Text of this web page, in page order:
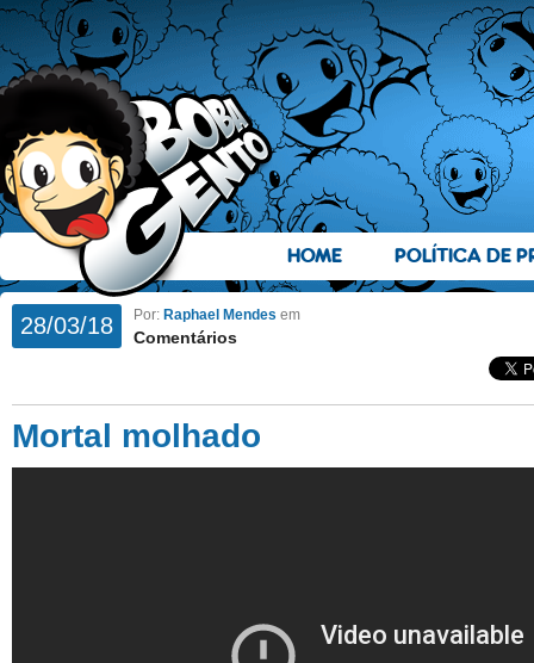
HOME POLÍTICA DE
28/03/18 Por: Raphael Mendes em
Comentários
Mortal molhado